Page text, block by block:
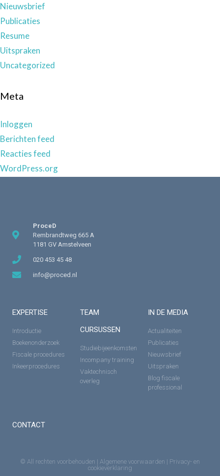
Nieuwsbrief
Publicaties
Resume
Uitspraken
Uncategorized
Meta
Inloggen
Berichten feed
Reacties feed
WordPress.org
ProceD
Rembrandtweg 665 A
1181 GV Amstelveen
020 453 45 48
info@proced.nl
EXPERTISE
Introductie
Boekenonderzoek
Fiscale procedures
Inkeerprocedures
TEAM
CURSUSSEN
Studiebijeenkomsten
Incompany training
Vaktechnisch
overleg
IN DE MEDIA
Actualiteiten
Publicaties
Nieuwsbrief
Uitspraken
Blog fiscale
professional
CONTACT
© All rechten voorbehouden | Algemene voorwaarden | Privacy- en
cookieverklaring